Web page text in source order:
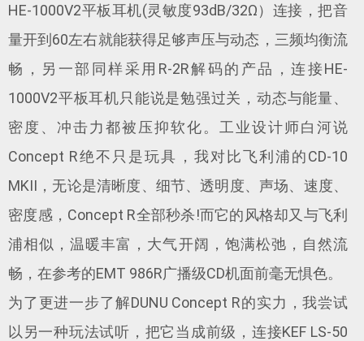
HE-1000V2平板耳机(灵敏度93dB/32Ω）连接，把音
量开到60左右就能获得足够声压与动态，三频均衡流
畅，另一部同样采用R-2R解码的产品，连接HE-
1000V2平板耳机只能说是勉强过关，动态与能量、
密度、冲击力都被压抑软化。工业设计师白河说
Concept R绝不只是玩具，我对比飞利浦的CD-10
MKII，无论是清晰度、细节、透明度、声场、速度、
密度感，Concept R全部秒杀!而它的风格却又与飞利
浦相似，温暖丰富，大气开阔，饱满松弛，自然流
畅，在参考的EMT 986R广播级CD机面前毫无惧色。
为了更进一步了解DUNU Concept R的实力，我尝试
以另一种玩法试听，把它当成前级，连接KEF LS-50